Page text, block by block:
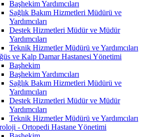
Başhekim Yardımcıları
Sağlık Bakım Hizmetleri Müdürü ve
Yardımcıları
Destek Hizmetleri Müdür ve Müdür
Yardımcıları
Teknik Hizmetler Müdürü ve Yardımcıları
ve Kalp Damar Hastanesi Yönetimi
Başhekim
Başhekim Yardımcıları
Sağlık Bakım Hizmetleri Müdürü ve
Yardımcıları
Destek Hizmetleri Müdür ve Müdür
Yardımcıları
Teknik Hizmetler Müdürü ve Yardımcıları
- Ortopedi Hastane Yönetimi